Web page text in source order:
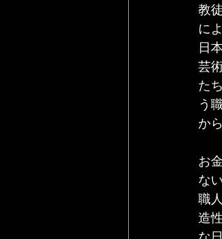
教
に
日
芸
た
う
か
お
な
職
造